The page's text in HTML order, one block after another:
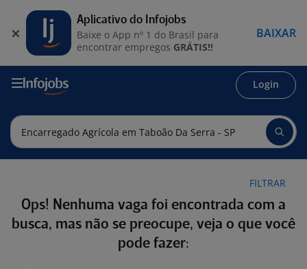
Login
FILTRAR
Ops! Nenhuma vaga foi encontrada com a
busca, mas não se preocupe, veja o que você
pode fazer:
Aplicativo do Infojobs
Baixe o App nº 1 do Brasil para
encontrar empregos GRÁTIS!!
BAIXAR